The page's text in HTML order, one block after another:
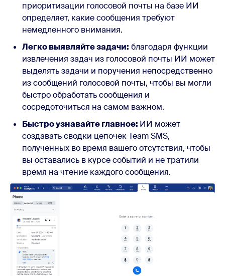
приоритизации голосовой почты на базе ИИ
определяет, какие сообщения требуют
немедленного внимания.
Легко выявляйте задачи: благодаря функции
извлечения задач из голосовой почты ИИ может
выделять задачи и поручения непосредственно
из сообщений голосовой почты, чтобы вы могли
быстро обработать сообщения и
сосредоточиться на самом важном.
Быстро узнавайте главное: ИИ может
создавать сводки цепочек Team SMS,
полученных во время вашего отсутствия, чтобы
вы оставались в курсе событий и не тратили
время на чтение каждого сообщения.